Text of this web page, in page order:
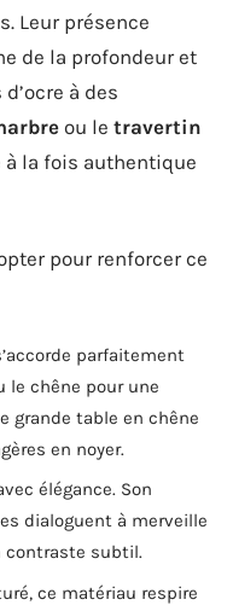
Leur présence
de la profondeur et
à des
ou le travertin
la fois authentique
pour renforcer ce
parfaitement
le chêne pour une
grande table en chêne
en noyer.
élégance. Son
dialoguent à merveille
contraste subtil.
ce matériau respire